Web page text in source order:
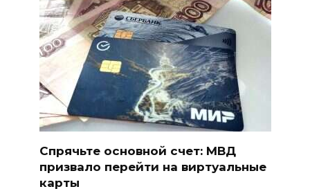
Спрячьте основной счет: МВД
призвало перейти на виртуальные
карты